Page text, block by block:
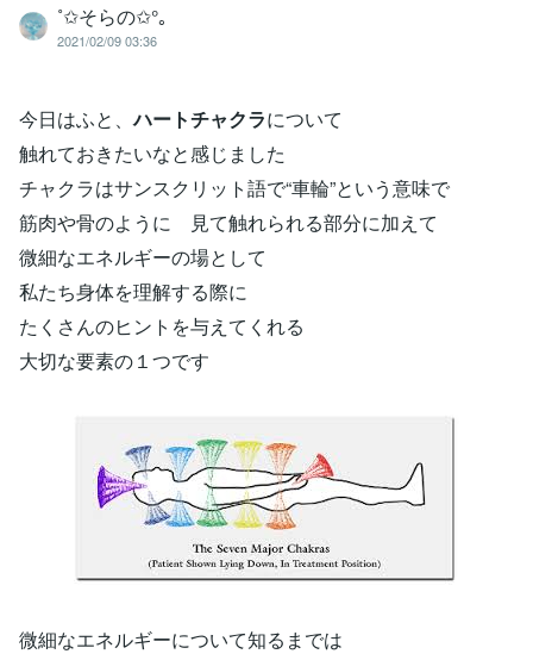
˚✩そらの✩°｡
2021/02/09 03:36
今日はふと、ハートチャクラについて
触れておきたいなと感じました
チャクラはサンスクリット語で“車輪”という意味で
筋肉や骨のように 見て触れられる部分に加えて
微細なエネルギーの場として
私たち身体を理解する際に
たくさんのヒントを与えてくれる
大切な要素の１つです
微細なエネルギーについて知るまでは